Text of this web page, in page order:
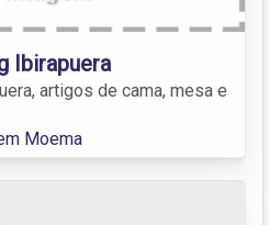
Ibirapuera
artigos de cama, mesa e
Moema